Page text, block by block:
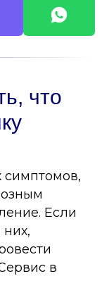
что
симптомов,
Если
в